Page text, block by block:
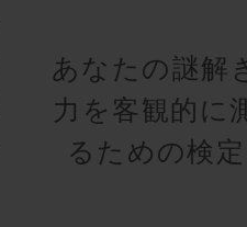
あなたの謎解
力を客観的に
るための検定